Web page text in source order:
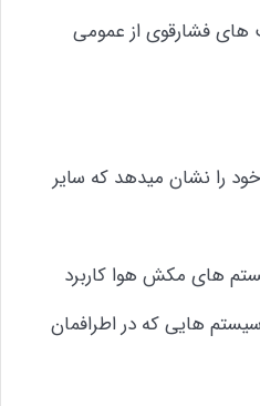
فشارقوی از عمومی
را نشان میدهد که سایر
های مکش هوا کاربرد
سیستم هایی که در اطرافمان